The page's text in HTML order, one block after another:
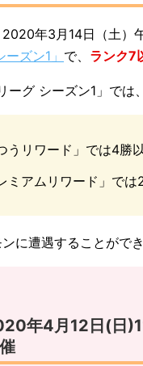
2020年3月14日（土）
ズン1」 で、 ランク7
ーグ シーズン1」では、
うリワード」では4勝
ミアムリワード」で
に遭遇することができ
年4月12日(日